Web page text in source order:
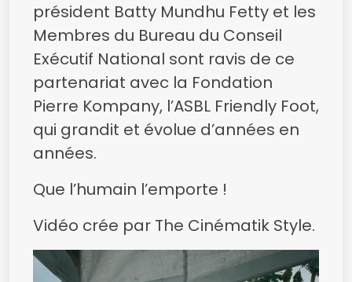
président Batty Mundhu Fetty et les
Membres du Bureau du Conseil
Exécutif National sont ravis de ce
partenariat avec la Fondation
Pierre Kompany, l’ASBL Friendly Foot,
qui grandit et évolue d’années en
années.
Que l’humain l’emporte !
Vidéo crée par The Cinématik Style.